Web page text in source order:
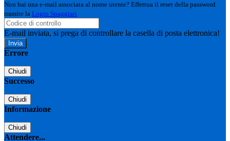
Non hai una e-mail associata al nome utente? Effettua il reset della password
tramite la Login Spaggiari
E-mail inviata, si prega di controllare la casella di posta elettronica!
Errore
Chiudi
Successo
Chiudi
Informazione
Chiudi
Attendere...